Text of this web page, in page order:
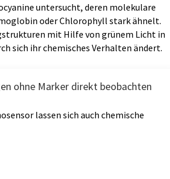
untersucht, deren molekulare
oder Chlorophyll stark ähnelt.
mit Hilfe von grünem Licht in
sich ihr chemisches Verhalten ändert.
ohne Marker direkt beobachten
lassen sich auch chemische